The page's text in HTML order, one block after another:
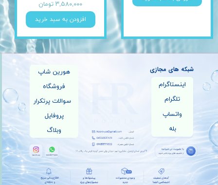
۳,۵۸۰,۰۰۰ تومان
افزودن به سبد خرید
هورین شاپ
فروشگاه
سوالات پرتکرار
پروفایل
وبلاگ
اینستاگرام
تلگرام
واتساپ
بله
شبکه های مجازی